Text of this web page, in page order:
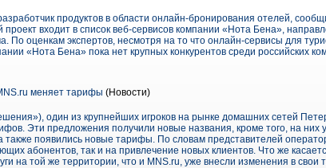
продуктов в области онлайн-бронирования отелей,
проект входит в список веб-сервисов компании «Нота Бена»,
По оценкам экспертов, несмотря на то что онлайн-сервисы для
«Нота Бена» пока нет крупных конкурентов среди российских
меняет тарифы (Новости)
один из крупнейших игроков на рынке домашних сетей
Эти предложения получили новые названия, кроме того, на них
также появились новые тарифы. По словам представителей
абонентов, так и на привлечение новых клиентов. Что же
на той же территории, что и MNS.ru, уже внесли изменения в